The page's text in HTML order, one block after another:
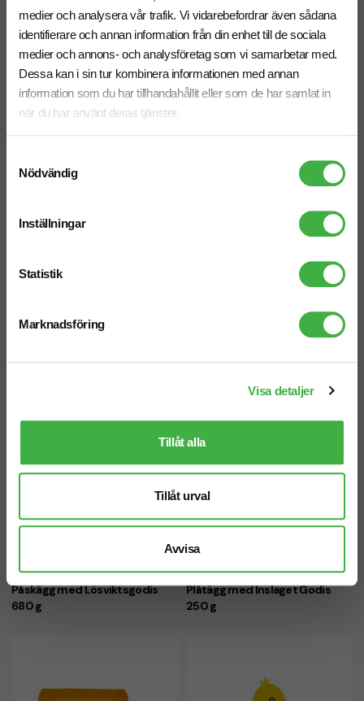
medier och analysera vår trafik. Vi vidarebefordrar även sådana
identifierare och annan information från din enhet till de sociala
medier och annons- och analysföretag som vi samarbetar med.
Dessa kan i sin tur kombinera informationen med annan
information som du har tillhandahållit eller som de har samlat in
när du har använt deras tjänster.
Nödvändig
Inställningar
Statistik
Marknadsföring
Visa detaljer
Tillåt alla
Tillåt urval
Avvisa
Påskägg Halva med Godis
Påskägg med Inslaget Godis
400 g
Påskägg med Inslaget Godis
Påskägg med Lösviktsgodis
680 g
Plåtägg med Inslaget Godis
250 g